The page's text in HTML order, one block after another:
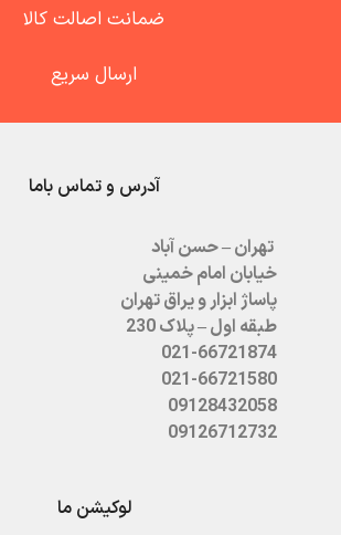
ضمانت اصالت کالا
ارسال سریع
آدرس و تماس باما
تهران – حسن آباد
خیابان امام خمینی
پاساژ ابزار و یراق تهران
طبقه اول – پلاک 230
021-66721874
021-66721580
09128432058
09126712732
لوکیشن ما